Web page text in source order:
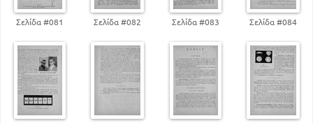
Ανθρακικό νάτριο
99
Το Ιώδιο
108
Ο Χάρτης
118
Το λίπος
119
121
Σελίδα #081 Σελίδα #082 Σελίδα #083 Σελίδα #084